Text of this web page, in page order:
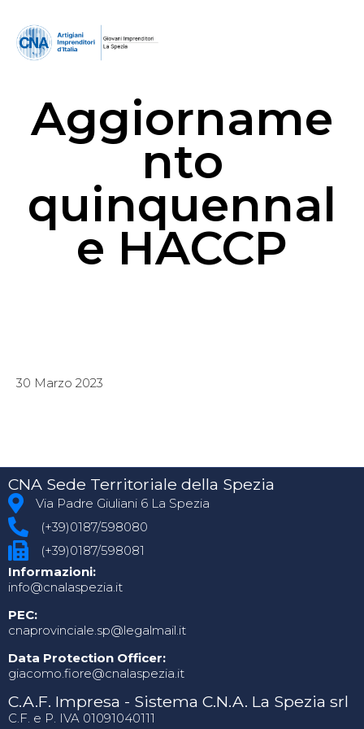
Aggiorname
nto
quinquennal
e HACCP
30 Marzo 2023
CNA Sede Territoriale della Spezia
Via Padre Giuliani 6 La Spezia
(+39)0187/598080
(+39)0187/598081
Informazioni:
info@cnalaspezia.it
PEC:
cnaprovinciale.sp@legalmail.it
Data Protection Officer:
giacomo.fiore@cnalaspezia.it
C.A.F. Impresa - Sistema C.N.A. La Spezia srl
C.F. e P. IVA 01091040111